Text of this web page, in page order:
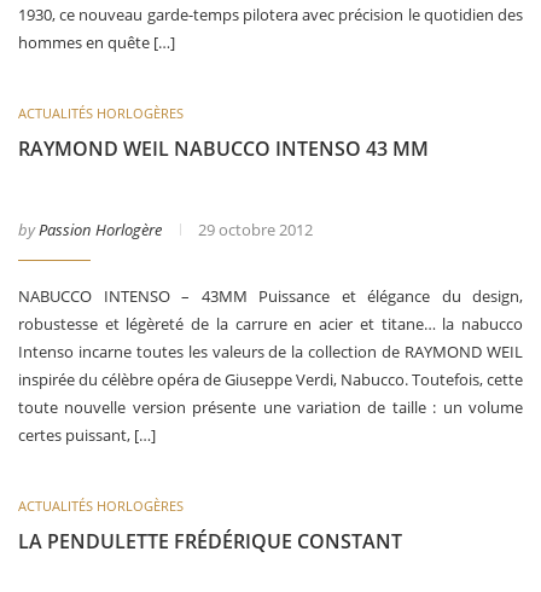
1930, ce nouveau garde-temps pilotera avec précision le quotidien des
hommes en quête […]
ACTUALITÉS HORLOGÈRES
RAYMOND WEIL NABUCCO INTENSO 43 MM
byPassion Horlogère 29 octobre 2012
NABUCCO INTENSO – 43MM Puissance et élégance du design,
robustesse et légèreté de la carrure en acier et titane… la nabucco
Intenso incarne toutes les valeurs de la collection de RAYMOND WEIL
inspirée du célèbre opéra de Giuseppe Verdi, Nabucco. Toutefois, cette
toute nouvelle version présente une variation de taille : un volume
certes puissant, […]
ACTUALITÉS HORLOGÈRES
LA PENDULETTE FRÉDÉRIQUE CONSTANT